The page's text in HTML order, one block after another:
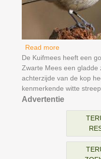
Read moreabout Zwarte
De Kuifmees heeft een
Zwarte Mees een gladde
achterzijde van de kop
kenmerkende witte streep.
Advertentie